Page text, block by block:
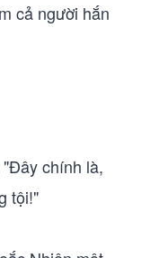
cả người hắn
chính là,
tội!"